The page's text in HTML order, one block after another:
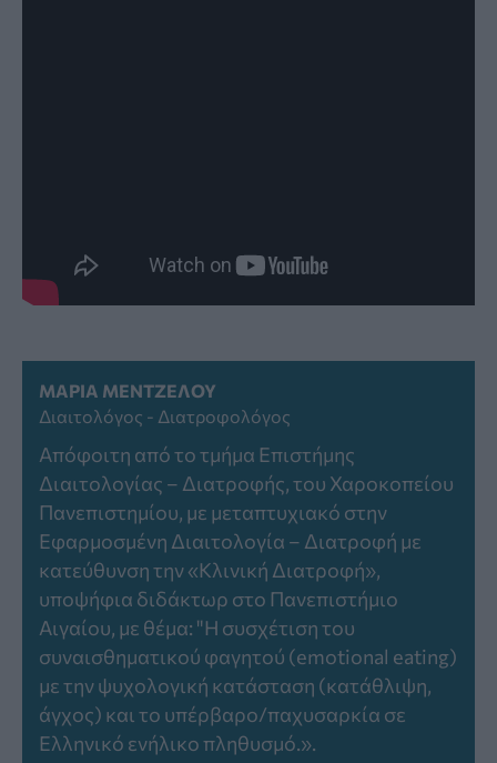
ΜΑΡΊΑ ΜΕΝΤΖΈΛΟΥ
Διαιτολόγος - Διατροφολόγος
Απόφοιτη από το τμήμα Επιστήμης
Διαιτολογίας – Διατροφής, του Χαροκοπείου
Πανεπιστημίου, με μεταπτυχιακό στην
Εφαρμοσμένη Διαιτολογία – Διατροφή με
κατεύθυνση την «Κλινική Διατροφή»,
υποψήφια διδάκτωρ στο Πανεπιστήμιο
Αιγαίου, με θέμα: "Η συσχέτιση του
συναισθηματικού φαγητού (emotional eating)
με την ψυχολογική κατάσταση (κατάθλιψη,
άγχος) και το υπέρβαρο/παχυσαρκία σε
Ελληνικό ενήλικο πληθυσμό.».